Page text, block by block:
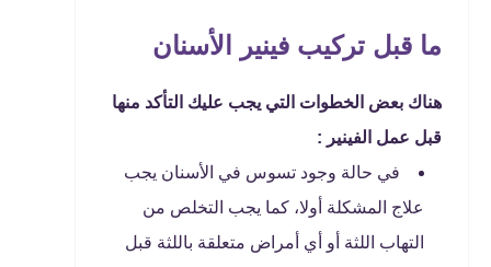
ما قبل تركيب فينير الأسنان
هناك بعض الخطوات التي يجب عليك التأكد منها
قبل عمل الفينير :
في حالة وجود تسوس في الأسنان يجب
علاج المشكلة أولا، كما يجب التخلص من
التهاب اللثة أو أي أمراض متعلقة باللثة قبل